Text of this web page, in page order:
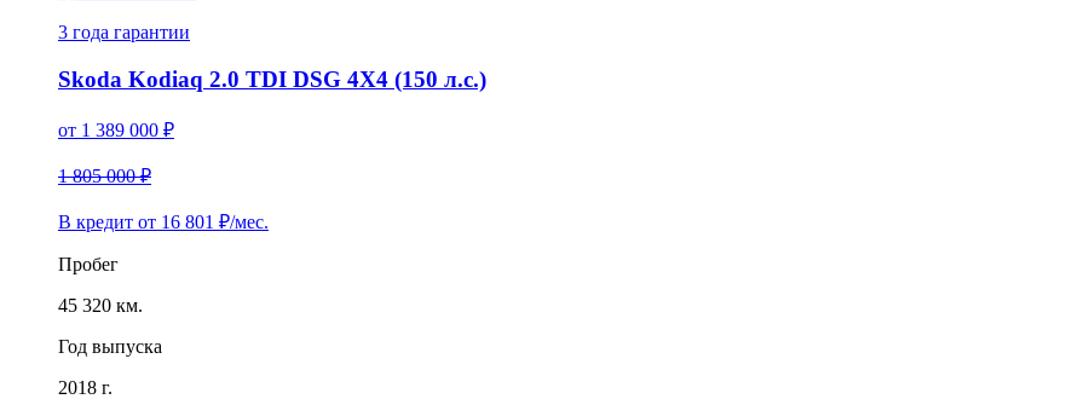
3 года гарантии
Skoda Kodiaq 2.0 TDI DSG 4X4 (150 л.с.)
от 1 389 000 ₽
1 805 000 ₽
В кредит от 16 801 ₽/мес.
Пробег
45 320 км.
Год выпуска
2018 г.